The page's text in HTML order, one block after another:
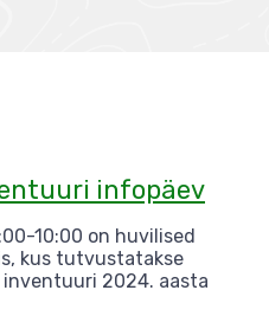
infopäev
10:00 on huvilised
kus tutvustatakse
2024. aasta